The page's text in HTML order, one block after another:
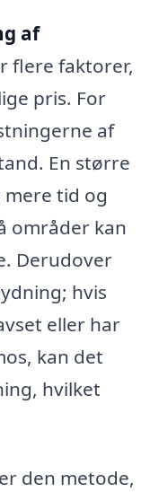
af
flere faktorer,
pris. For
af
En større
tid og
områder kan
Derudover
hvis
eller har
kan det
hvilket
den metode,